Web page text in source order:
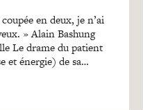
en deux, je n’ai
» Alain Bashung
Le drame du patient
et énergie) de sa…